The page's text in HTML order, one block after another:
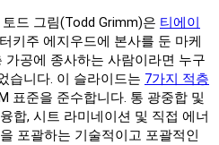
토드 그림(Todd Grimm)은 티에이
키주 에지우드에 본사를 둔 마케
가공에 종사하는 사람이라면 누구
습니다. 이 슬라이드는 7가지 적층
표준을 준수합니다. 통 광중합 및
합, 시트 라미네이션 및 직접 에너
포괄하는 기술적이고 포괄적인